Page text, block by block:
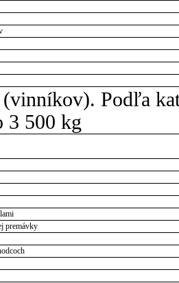
(vinníkov). Podľa
3 500 kg
premávky